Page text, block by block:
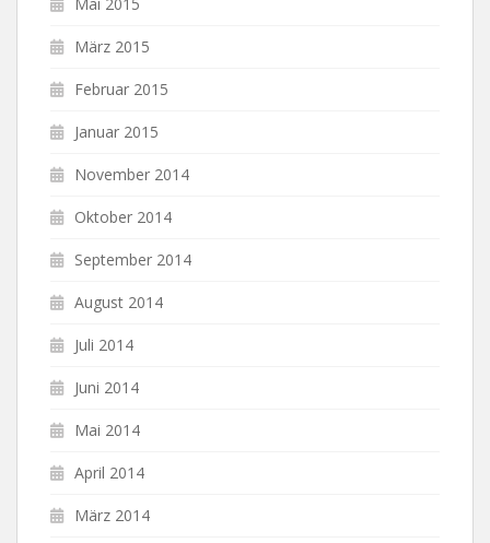
März 2015
Februar 2015
Januar 2015
November 2014
Oktober 2014
September 2014
August 2014
Juli 2014
Juni 2014
Mai 2014
April 2014
März 2014